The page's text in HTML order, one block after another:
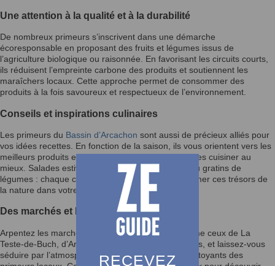
RECEVEZ
Une attention à la qualité et à la durabilité
De nombreux primeurs s’inscrivent dans une démarche
écoresponsable en proposant des fruits et légumes issus de
l’agriculture biologique ou raisonnée. En favorisant les circuits courts,
ils réduisent l’empreinte carbone des produits et soutiennent les
maraîchers locaux. Cette approche permet de consommer des
produits à la fois savoureux et respectueux de l’environnement.
Conseils et inspirations culinaires
Les primeurs du Bassin d’Arcachon sont aussi de précieux alliés pour
vos idées recettes. En fonction de la saison, ils vous orientent vers les
meilleurs produits et partagent leurs astuces pour les cuisiner au
mieux. Salades estivales, soupes réconfortantes ou gratins de
légumes : chaque conseil est une invitation à sublimer ces trésors de
la nature dans votre cuisine.
Des marchés et boutiques conviviales
Arpentez les marchés du Bassin d’Arcachon
, comme ceux de La
Teste-de-Buch, d’Arcachon ou d’Andernos-les-Bains, et laissez-vous
séduire par l’atmosphère conviviale et les étals chatoyants des